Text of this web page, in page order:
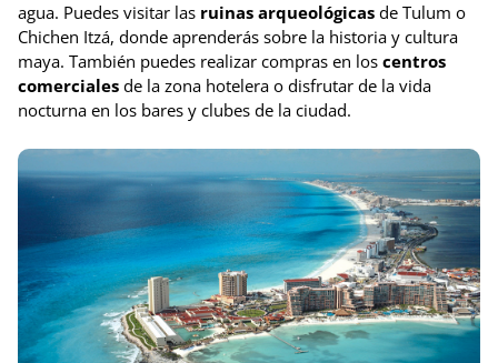
agua. Puedes visitar las ruinas arqueológicas de Tulum o
Chichen Itzá, donde aprenderás sobre la historia y cultura
maya. También puedes realizar compras en los centros
comerciales de la zona hotelera o disfrutar de la vida
nocturna en los bares y clubes de la ciudad.